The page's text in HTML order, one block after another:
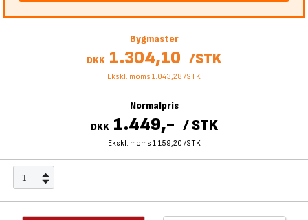
Bygmaster
DKK 1.304,10 /STK
Ekskl. moms 1.043,28 /STK
Normalpris
DKK 1.449,- / STK
Ekskl. moms 1.159,20 /STK